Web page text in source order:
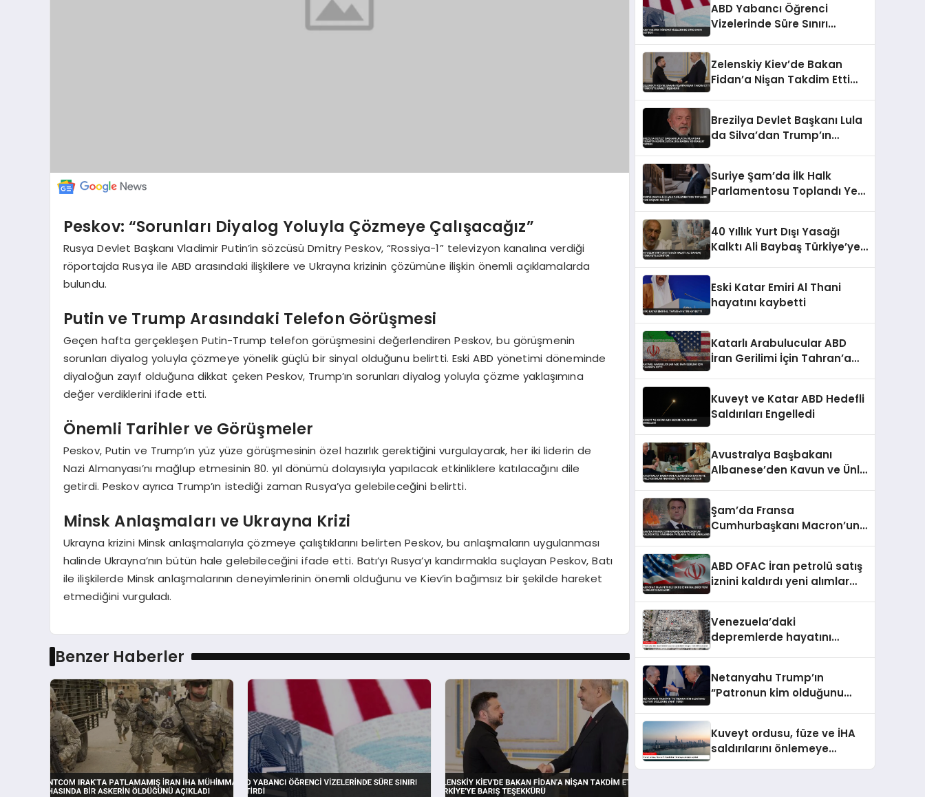
Peskov: “Sorunları Diyalog Yoluyla Çözmeye Çalışacağız”
Rusya Devlet Başkanı Vladimir Putin’in sözcüsü Dmitry Peskov, “Rossiya-1” televizyon kanalına verdiği
röportajda Rusya ile ABD arasındaki ilişkilere ve Ukrayna krizinin çözümüne ilişkin önemli açıklamalarda
bulundu.
Putin ve Trump Arasındaki Telefon Görüşmesi
Geçen hafta gerçekleşen Putin-Trump telefon görüşmesini değerlendiren Peskov, bu görüşmenin
sorunları diyalog yoluyla çözmeye yönelik güçlü bir sinyal olduğunu belirtti. Eski ABD yönetimi döneminde
diyaloğun zayıf olduğuna dikkat çeken Peskov, Trump’ın sorunları diyalog yoluyla çözme yaklaşımına
değer verdiklerini ifade etti.
Önemli Tarihler ve Görüşmeler
Peskov, Putin ve Trump’ın yüz yüze görüşmesinin özel hazırlık gerektiğini vurgulayarak, her iki liderin de
Nazi Almanyası’nı mağlup etmesinin 80. yıl dönümü dolayısıyla yapılacak etkinliklere katılacağını dile
getirdi. Peskov ayrıca Trump’ın istediği zaman Rusya’ya gelebileceğini belirtti.
Minsk Anlaşmaları ve Ukrayna Krizi
Ukrayna krizini Minsk anlaşmalarıyla çözmeye çalıştıklarını belirten Peskov, bu anlaşmaların uygulanması
halinde Ukrayna’nın bütün hale gelebileceğini ifade etti. Batı’yı Rusya’yı kandırmakla suçlayan Peskov, Batı
ile ilişkilerde Minsk anlaşmalarının deneyimlerinin önemli olduğunu ve Kiev’in bağımsız bir şekilde hareket
etmediğini vurguladı.
Benzer Haberler
ABD Yabancı Öğrenci
Vizelerinde Süre Sınırı
Zelenskiy Kiev’de Bakan
Fidan’a Nişan Takdim Etti
Brezilya Devlet Başkanı Lula
da Silva’dan Trump’ın
Suriye Şam’da İlk Halk
Parlamentosu Toplandı Yeni
40 Yıllık Yurt Dışı Yasağı
Kalktı Ali Baybaş Türkiye’ye
Eski Katar Emiri Al Thani
hayatını kaybetti
Katarlı Arabulucular ABD
İran Gerilimi İçin Tahran’a
Kuveyt ve Katar ABD Hedefli
Saldırıları Engelledi
Avustralya Başbakanı
Albanese’den Kavun ve Ünlü
Şam’da Fransa
Cumhurbaşkanı Macron’un
ABD OFAC İran petrolü satış
iznini kaldırdı yeni alımlar
Venezuela’daki
depremlerde hayatını
Netanyahu Trump’ın
“Patronun kim olduğunu
Kuveyt ordusu, füze ve İHA
saldırılarını önlemeye